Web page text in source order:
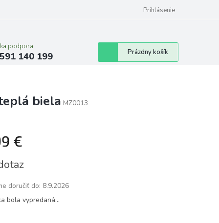
Prihlásenie
podpora:
140 199
Nákupný
košík
Prázdny košík
biela MZ0013
€
doručiť do: 8.9.2026
bola vypredaná…